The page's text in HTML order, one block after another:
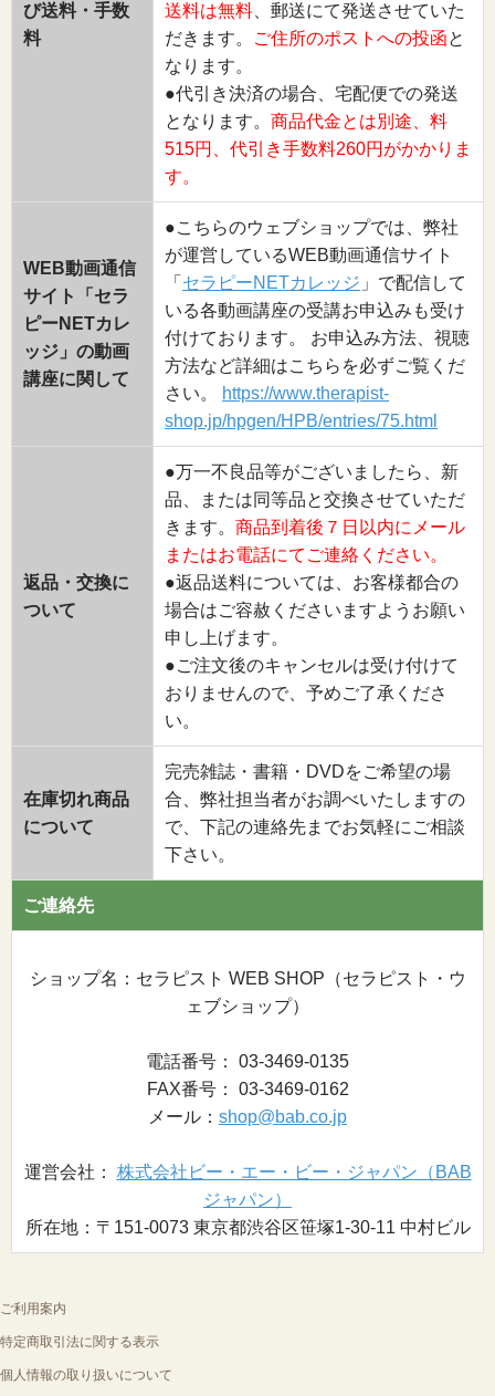
び送料・手数
料
送料は無料 、郵送にて発送させていた
だきます。
ご住所のポストへの投函と
なります。
●代引き決済の場合、宅配便での発送
となります。 商品代金とは別途、料
515円、代引き手数料260円がかかりま
す。
WEB動画通信
サイト「セラ
ピーNETカレ
ッジ」の動画
講座に関して
●こちらのウェブショップでは、弊社
が運営しているWEB動画通信サイト
「 セラピーNETカレッジ 」で配信して
いる各動画講座の受講お申込みも受け
付けております。 お申込み方法、視聴
方法など詳細はこちらを必ずご覧くだ
さい。
https://www.therapist-
shop.jp/hpgen/HPB/entries/75.html
返品・交換に
ついて
●万一不良品等がございましたら、新
品、または同等品と交換させていただ
きます。 商品到着後７日以内にメール
またはお電話にてご連絡ください。
●返品送料については、お客様都合の
場合はご容赦くださいますようお願い
申し上げます。
●ご注文後のキャンセルは受け付けて
おりませんので、予めご了承くださ
い。
在庫切れ商品
について
完売雑誌・書籍・DVDをご希望の場
合、弊社担当者がお調べいたしますの
で、下記の連絡先までお気軽にご相談
下さい。
ご連絡先
ショップ名：セラピスト WEB SHOP（セラピスト・ウ
ェブショップ）
電話番号： 03-3469-0135
FAX番号： 03-3469-0162
メール： shop@bab.co.jp
運営会社： 株式会社ビー・エー・ビー・ジャパン（BAB
ジャパン）
所在地：〒151-0073 東京都渋谷区笹塚1-30-11 中村ビル
ご利用案内
特定商取引法に関する表示
個人情報の取り扱いについて